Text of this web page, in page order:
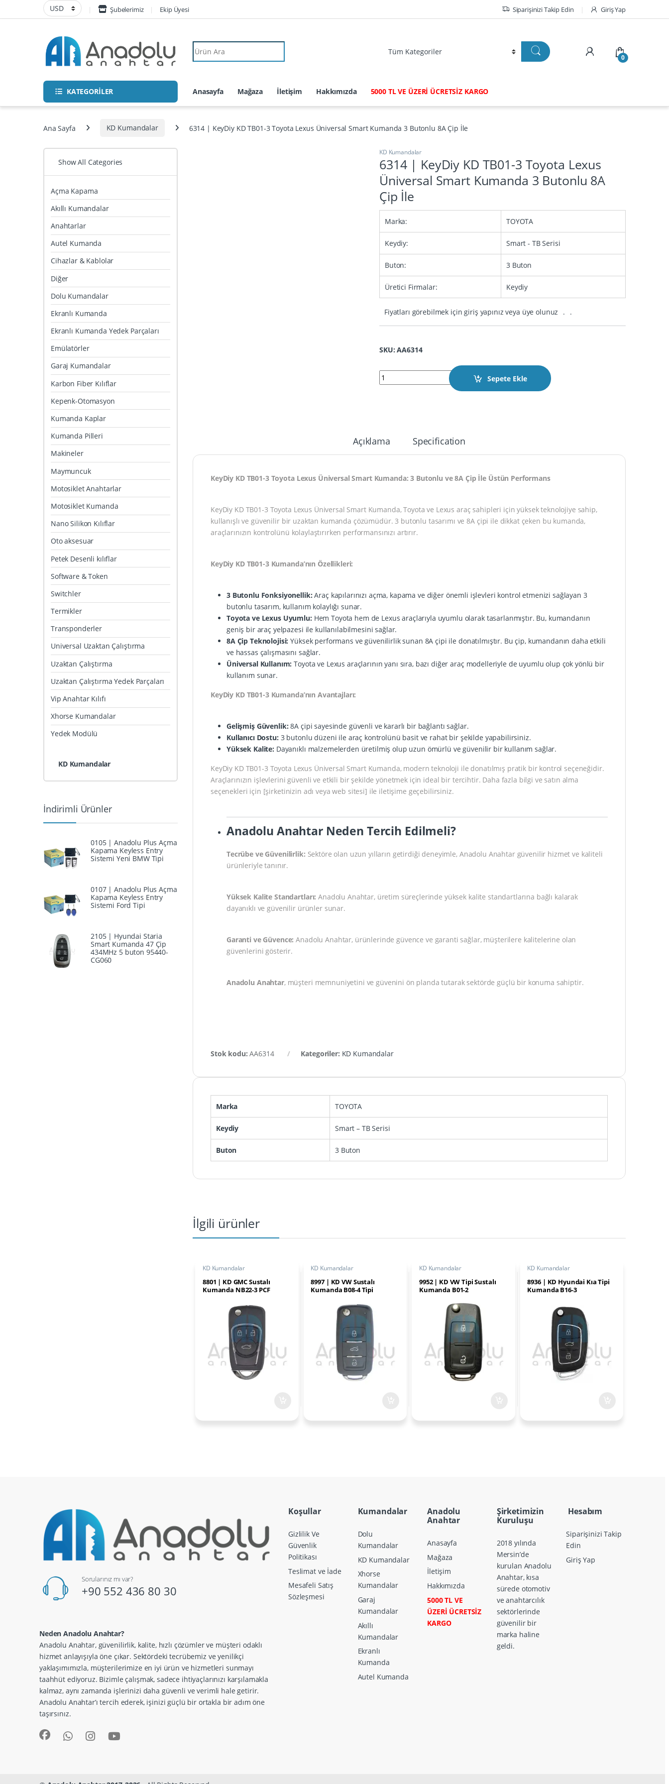
Skip to navigation
Skip to content Şubelerimiz Ekip Üyesi Siparişinizi Takip Edin Giriş Yap
Search for:
0
KATEGORİLER Anasayfa Mağaza İletişim Hakkımızda 5000 TL VE ÜZERİ ÜCRETSİZ KARGO
Ana Sayfa KD Kumandalar 6314 | KeyDiy KD TB01-3 Toyota Lexus Üniversal Smart Kumanda 3 Butonlu 8A Çip İle
KD Kumandalar
6314 | KeyDiy KD TB01-3 Toyota Lexus
Üniversal Smart Kumanda 3 Butonlu 8A
Çip İle
Marka: TOYOTA
Keydiy: Smart - TB Serisi
Buton: 3 Buton
Üretici Firmalar: Keydiy
Fiyatları görebilmek için giriş yapınız veya üye olunuz . .
SKU: AA6314
6314 | KeyDiy KD TB01-3 Toyota Lexus Üniversal Smart Kumanda 3 Butonlu 8A Çip
Sepete Ekle
Açıklama Specification
KeyDiy KD TB01-3 Toyota Lexus Üniversal Smart Kumanda: 3 Butonlu ve 8A Çip İle Üstün Performans
KeyDiy KD TB01-3 Toyota Lexus Üniversal Smart Kumanda, Toyota ve Lexus araç sahipleri için yüksek teknolojiye sahip,
kullanışlı ve güvenilir bir uzaktan kumanda çözümüdür. 3 butonlu tasarımı ve 8A çipi ile dikkat çeken bu kumanda,
araçlarınızın kontrolünü kolaylaştırırken performansınızı artırır.
KeyDiy KD TB01-3 Kumanda’nın Özellikleri:
3 Butonlu Fonksiyonellik: Araç kapılarınızı açma, kapama ve diğer önemli işlevleri kontrol etmenizi sağlayan 3
butonlu tasarım, kullanım kolaylığı sunar.
Toyota ve Lexus Uyumlu: Hem Toyota hem de Lexus araçlarıyla uyumlu olarak tasarlanmıştır. Bu, kumandanın
geniş bir araç yelpazesi ile kullanılabilmesini sağlar.
8A Çip Teknolojisi: Yüksek performans ve güvenilirlik sunan 8A çipi ile donatılmıştır. Bu çip, kumandanın daha etkili
ve hassas çalışmasını sağlar.
Üniversal Kullanım: Toyota ve Lexus araçlarının yanı sıra, bazı diğer araç modelleriyle de uyumlu olup çok yönlü bir
kullanım sunar.
KeyDiy KD TB01-3 Kumanda’nın Avantajları:
Gelişmiş Güvenlik: 8A çipi sayesinde güvenli ve kararlı bir bağlantı sağlar.
Kullanıcı Dostu: 3 butonlu düzeni ile araç kontrolünü basit ve rahat bir şekilde yapabilirsiniz.
Yüksek Kalite: Dayanıklı malzemelerden üretilmiş olup uzun ömürlü ve güvenilir bir kullanım sağlar.
KeyDiy KD TB01-3 Toyota Lexus Üniversal Smart Kumanda, modern teknoloji ile donatılmış pratik bir kontrol seçeneğidir.
Araçlarınızın işlevlerini güvenli ve etkili bir şekilde yönetmek için ideal bir tercihtir. Daha fazla bilgi ve satın alma
seçenekleri için [şirketinizin adı veya web sitesi] ile iletişime geçebilirsiniz.
Anadolu Anahtar Neden Tercih Edilmeli?
Tecrübe ve Güvenilirlik: Sektöre olan uzun yılların getirdiği deneyimle, Anadolu Anahtar güvenilir hizmet ve kaliteli
ürünleriyle tanınır.
Yüksek Kalite Standartları: Anadolu Anahtar, üretim süreçlerinde yüksek kalite standartlarına bağlı kalarak
dayanıklı ve güvenilir ürünler sunar.
Garanti ve Güvence: Anadolu Anahtar, ürünlerinde güvence ve garanti sağlar, müşterilere kalitelerine olan
güvenlerini gösterir.
Anadolu Anahtar, müşteri memnuniyetini ve güvenini ön planda tutarak sektörde güçlü bir konuma sahiptir.
Stok kodu:AA6314 Kategoriler: KD Kumandalar
Marka TOYOTA
Keydiy Smart – TB Serisi
Buton 3 Buton
İlgili ürünler
KD Kumandalar
8801 | KD GMC Sustalı
Kumanda NB22-3 PCF
KD Kumandalar
8997 | KD VW Sustalı
Kumanda B08-4 Tipi
KD Kumandalar
9952 | KD VW Tipi Sustalı
Kumanda B01-2
KD Kumandalar
8936 | KD Hyundai Kıa Tipi
Kumanda B16-3
Show All Categories
Açma Kapama
Akıllı Kumandalar
Anahtarlar
Autel Kumanda
Cihazlar & Kablolar
Diğer
Dolu Kumandalar
Ekranlı Kumanda
Ekranlı Kumanda Yedek Parçaları
Emülatörler
Garaj Kumandalar
Karbon Fiber Kılıflar
Kepenk-Otomasyon
Kumanda Kaplar
Kumanda Pilleri
Makineler
Maymuncuk
Motosiklet Anahtarlar
Motosiklet Kumanda
Nano Silikon Kılıflar
Oto aksesuar
Petek Desenli kılıflar
Software & Token
Switchler
Termikler
Transponderler
Universal Uzaktan Çalıştırma
Uzaktan Çalıştırma
Uzaktan Çalıştırma Yedek Parçaları
Vip Anahtar Kılıfı
Xhorse Kumandalar
Yedek Modülü
KD Kumandalar
İndirimli Ürünler
0105 | Anadolu Plus Açma
Kapama Keyless Entry
Sistemi Yeni BMW Tipi
0107 | Anadolu Plus Açma
Kapama Keyless Entry
Sistemi Ford Tipi
2105 | Hyundai Staria
Smart Kumanda 47 Çip
434MHz 5 buton 95440-
CG060
Sorularınız mı var?
+90 552 436 80 30
Neden Anadolu Anahtar?
Anadolu Anahtar, güvenilirlik, kalite, hızlı çözümler ve müşteri odaklı
hizmet anlayışıyla öne çıkar. Sektördeki tecrübemiz ve yenilikçi
yaklaşımımızla, müşterilerimize en iyi ürün ve hizmetleri sunmayı
taahhüt ediyoruz. Bizimle çalışmak, sadece ihtiyaçlarınızı karşılamakla
kalmaz, aynı zamanda işlerinizi daha güvenli ve verimli hale getirir.
Anadolu Anahtar’ı tercih ederek, işinizi güçlü bir ortakla bir adım öne
taşırsınız.
Koşullar
Gizlilik Ve
Güvenlik
Politikası
Teslimat ve İade
Mesafeli Satış
Sözleşmesi
Kumandalar
Dolu
Kumandalar
KD Kumandalar
Xhorse
Kumandalar
Garaj
Kumandalar
Akıllı
Kumandalar
Ekranlı
Kumanda
Autel Kumanda
Anadolu
Anahtar
Anasayfa
Mağaza
İletişim
Hakkımızda
5000 TL VE
ÜZERİ ÜCRETSİZ
KARGO
Şirketimizin
Kuruluşu
2018 yılında
Mersin’de
kurulan Anadolu
Anahtar, kısa
sürede otomotiv
ve anahtarcılık
sektörlerinde
güvenilir bir
marka haline
geldi.
Hesabım
Siparişinizi Takip
Edin
Giriş Yap